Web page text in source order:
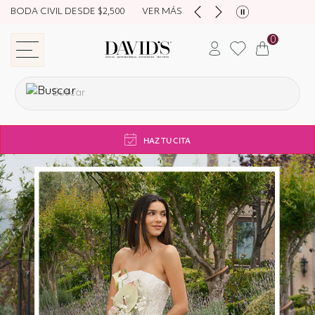
NUEVA COLECCIÓN DESDE $4,500 HAZ TU CITA
store navigation
0
HAZ TU CITA